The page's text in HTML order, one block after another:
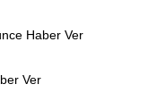
Haber Ver
Ver